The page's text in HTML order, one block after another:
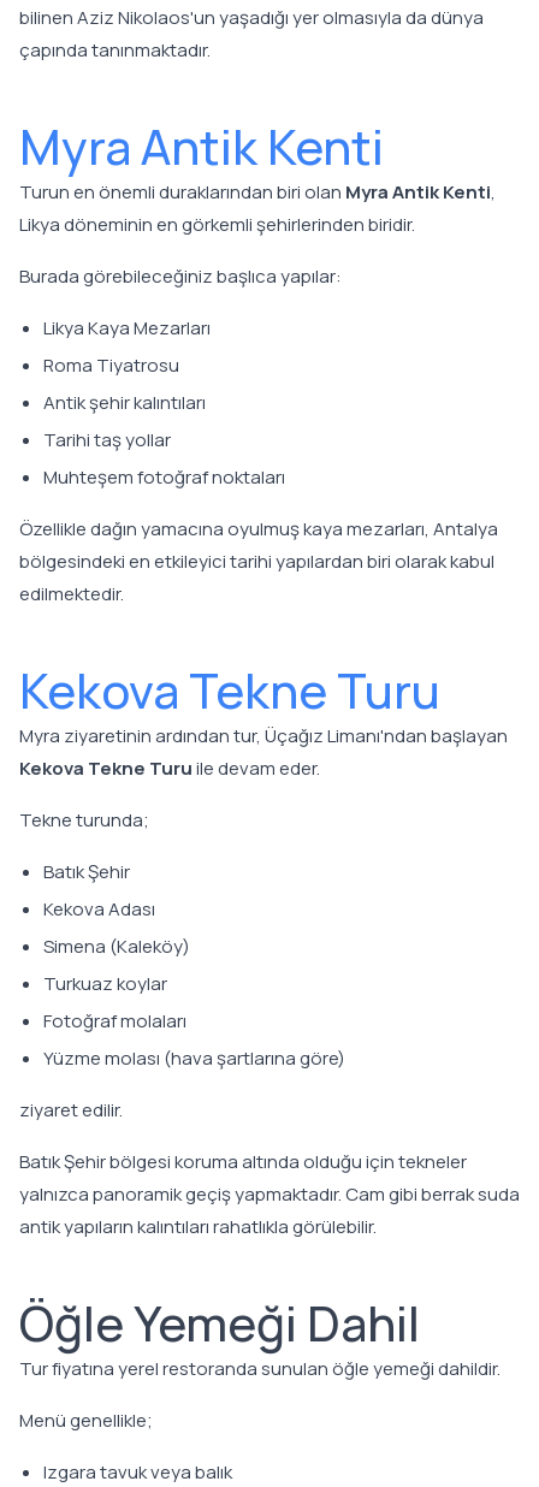
bilinen Aziz Nikolaos'un yaşadığı yer olmasıyla da dünya
çapında tanınmaktadır.
Myra Antik Kenti
Turun en önemli duraklarından biri olan Myra Antik Kenti,
Likya döneminin en görkemli şehirlerinden biridir.
Burada görebileceğiniz başlıca yapılar:
Likya Kaya Mezarları
Roma Tiyatrosu
Antik şehir kalıntıları
Tarihi taş yollar
Muhteşem fotoğraf noktaları
Özellikle dağın yamacına oyulmuş kaya mezarları, Antalya
bölgesindeki en etkileyici tarihi yapılardan biri olarak kabul
edilmektedir.
Kekova Tekne Turu
Myra ziyaretinin ardından tur, Üçağız Limanı'ndan başlayan
Kekova Tekne Turuile devam eder.
Tekne turunda;
Batık Şehir
Kekova Adası
Simena (Kaleköy)
Turkuaz koylar
Fotoğraf molaları
Yüzme molası (hava şartlarına göre)
ziyaret edilir.
Batık Şehir bölgesi koruma altında olduğu için tekneler
yalnızca panoramik geçiş yapmaktadır. Cam gibi berrak suda
antik yapıların kalıntıları rahatlıkla görülebilir.
Öğle Yemeği Dahil
Tur fiyatına yerel restoranda sunulan öğle yemeği dahildir.
Menü genellikle;
Izgara tavuk veya balık